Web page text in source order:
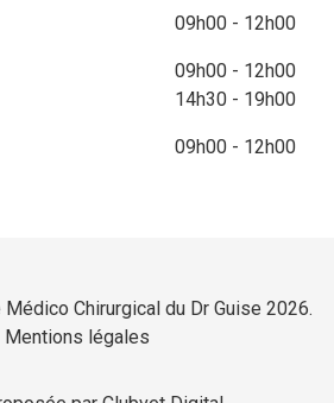
09h00 - 12h00
09h00 - 12h00
14h30 - 19h00
09h00 - 12h00
Chirurgical du Dr Guise 2026.
Mentions légales